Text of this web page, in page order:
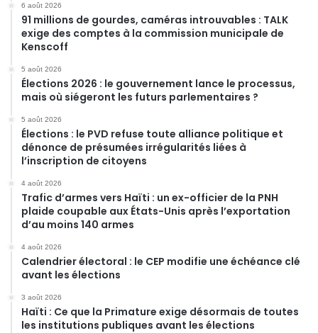
6 août 2026
91 millions de gourdes, caméras introuvables : TALK
exige des comptes à la commission municipale de
Kenscoff
5 août 2026
Élections 2026 : le gouvernement lance le processus,
mais où siégeront les futurs parlementaires ?
5 août 2026
Élections : le PVD refuse toute alliance politique et
dénonce de présumées irrégularités liées à
l’inscription de citoyens
4 août 2026
Trafic d’armes vers Haïti : un ex-officier de la PNH
plaide coupable aux États-Unis après l’exportation
d’au moins 140 armes
4 août 2026
Calendrier électoral : le CEP modifie une échéance clé
avant les élections
3 août 2026
Haïti : Ce que la Primature exige désormais de toutes
les institutions publiques avant les élections